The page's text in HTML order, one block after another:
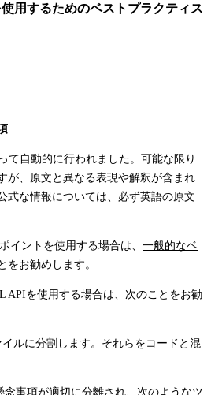
用するためのベストプラクティス
て自動的に行われました。可能な限り
が、原文と異なる表現や解釈が含まれ
式な情報については、必ず英語の原文
イントを使用する場合は、 一般的なベ
をお勧めします。
APIを使用する場合は、次のことをお勧
イルに分割します。それらをコードと混
念事項が適切に分離され、次のようなツ